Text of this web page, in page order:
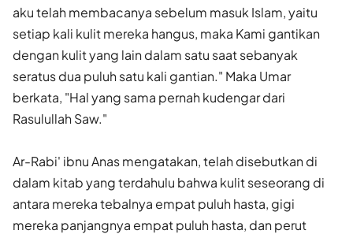
aku telah membacanya sebelum masuk Islam, yaitu
setiap kali kulit mereka hangus, maka Kami gantikan
dengan kulit yang lain dalam satu saat sebanyak
seratus dua puluh satu kali gantian." Maka Umar
berkata, "Hal yang sama pernah kudengar dari
Rasulullah Saw."
Ar-Rabi' ibnu Anas mengatakan, telah disebutkan di
dalam kitab yang terdahulu bahwa kulit seseorang di
antara mereka tebalnya empat puluh hasta, gigi
mereka panjangnya empat puluh hasta, dan perut